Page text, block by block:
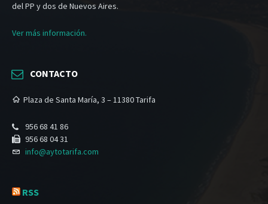
del PP y dos de Nuevos Aires.
Ver más información.
CONTACTO
Plaza de Santa María, 3 – 11380 Tarifa
956 68 41 86
956 68 04 31
info@aytotarifa.com
RSS